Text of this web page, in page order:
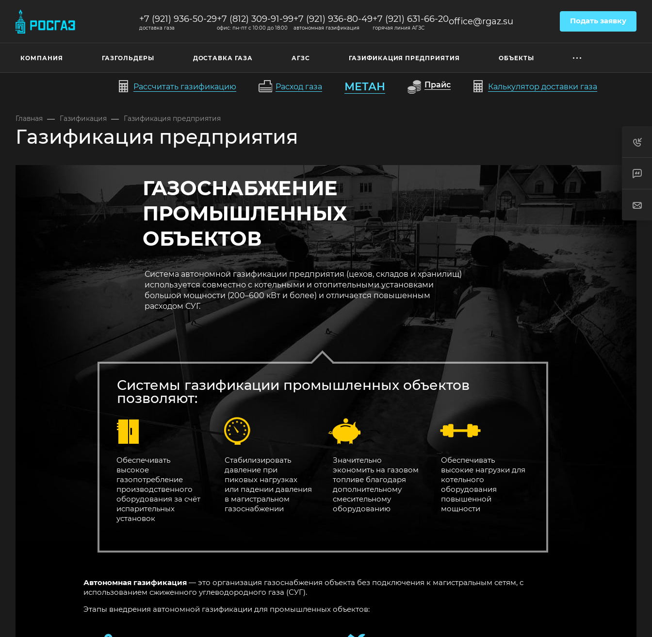
+7 (921) 936-50-29
доставка газа
+7 (812) 309-91-99
офис: пн-пт c 10:00 до 18:00
+7 (921) 936-80-49
автономная газификация
+7 (921) 631-66-20
горячая линия АГЗС
office@rgaz.su Подать заявку
КОМПАНИЯ ГАЗГОЛЬДЕРЫ ДОСТАВКА ГАЗА АГЗС ГАЗИФИКАЦИЯ ПРЕДПРИЯТИЯ ОБЪЕКТЫ
Рассчитать газификацию Расход газа МЕТАН Прайс Калькулятор доставки газа
Главная — Газификация — Газификация предприятия
Газификация предприятия
ГАЗОСНАБЖЕНИЕ
ПРОМЫШЛЕННЫХ
ОБЪЕКТОВ
Система автономной газификации предприятия (цехов, складов и хранилищ)
используется совместно с котельными и отопительными установками
большой мощности (200–600 кВт и более) и отличается повышенным
расходом СУГ.
Системы газификации промышленных объектов
позволяют:
Обеспечивать
высокое
газопотребление
производственного
оборудования за счёт
испарительных
установок
Стабилизировать
давление при
пиковых нагрузках
или падении давления
в магистральном
газоснабжении
Значительно
экономить на газовом
топливе благодаря
дополнительному
смесительному
оборудованию
Обеспечивать
высокие нагрузки для
котельного
оборудования
повышенной
мощности
Автономная газификация — это организация газоснабжения объекта без подключения к магистральным сетям, с
использованием сжиженного углеводородного газа (СУГ).
Этапы внедрения автономной газификации для промышленных объектов: